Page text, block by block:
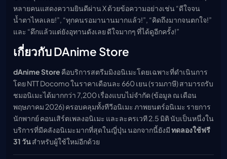
หลายคนแสดงความยินดีผ่าน X ด้วยข้อความอย่างเช่น “ดีใจจน
น้ำตาไหลเลย!”, “ทุกคนรอมานานมากแล้ว!”, “คิดถึงมากจนตกใจ!”
และ “ดึกแล้วแต่ยังอุทานดังเลย ดีใจมากๆ ที่ได้ดูอีกครั้ง!”
เกี่ยวกับ DAnime Store
dAnime Store คือบริการสตรีมมิงอนิเมะโดยเฉพาะที่ดำเนินการ
โดย NTT Docomo ในราคาเดือนละ 660 เยน (รวมภาษี) สามารถรับ
ชมอนิเมะได้มากกว่า 7,200 เรื่องแบบไม่จำกัด (ข้อมูล ณ เดือน
พฤษภาคม 2026) ครอบคลุมทั้งทีวีอนิเมะ ภาพยนตร์อนิเมะ รายการ
นักพากย์ คอนเสิร์ตเพลงอนิเมะ และละครเวที 2.5 มิติ นับเป็นหนึ่งใน
บริการที่มีคลังอนิเมะมากที่สุดในญี่ปุ่น นอกจากนี้ยังมีทดลองใช้ฟรี
31 วันสำหรับผู้ใช้ใหม่อีกด้วย